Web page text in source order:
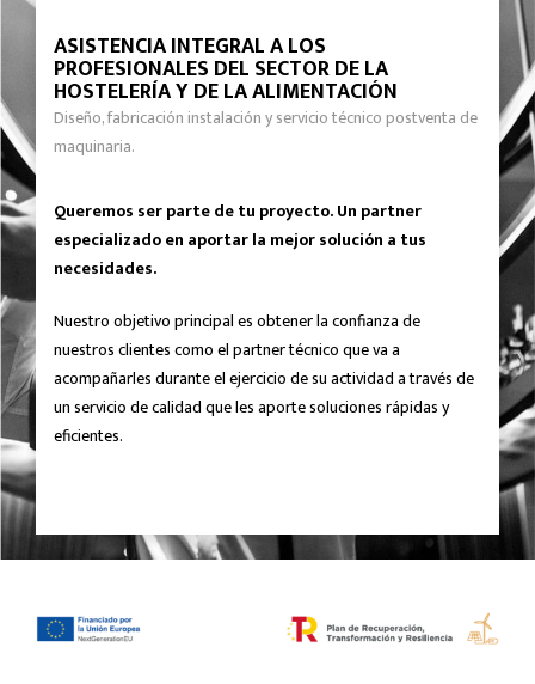
ASISTENCIA INTEGRAL A LOS
PROFESIONALES DEL SECTOR DE LA
HOSTELERÍA Y DE LA ALIMENTACIÓN
Diseño, fabricación instalación y servicio técnico postventa de
maquinaria.
Queremos ser parte de tu proyecto. Un partner
especializado en aportar la mejor solución a tus
necesidades.
Nuestro objetivo principal es obtener la confianza de
nuestros clientes como el partner técnico que va a
acompañarles durante el ejercicio de su actividad a través de
un servicio de calidad que les aporte soluciones rápidas y
eficientes.